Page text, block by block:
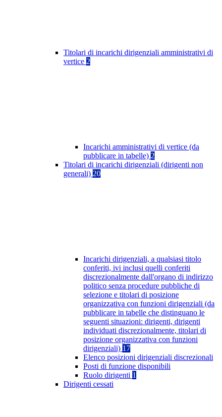
Titolari di incarichi dirigenziali amministrativi di
vertice 2
Incarichi amministrativi di vertice (da
pubblicare in tabelle) 2
Titolari di incarichi dirigenziali (dirigenti non
generali) 20
Incarichi dirigenziali, a qualsiasi titolo
conferiti, ivi inclusi quelli conferiti
discrezionalmente dall'organo di indirizzo
politico senza procedure pubbliche di
selezione e titolari di posizione
organizzativa con funzioni dirigenziali (da
pubblicare in tabelle che distinguano le
seguenti situazioni: dirigenti, dirigenti
individuati discrezionalmente, titolari di
posizione organizzativa con funzioni
dirigenziali) 17
Elenco posizioni dirigenziali discrezionali
Posti di funzione disponibili
Ruolo dirigenti 1
Dirigenti cessati